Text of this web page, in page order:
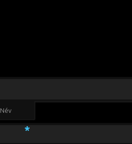
Név
*